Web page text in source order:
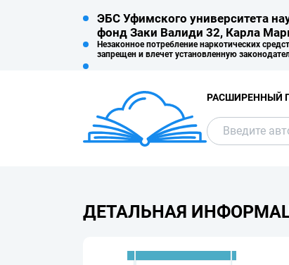
ЭБС Уфимского университета
фонд Заки Валиди 32, Карла
Незаконное потребление наркотических
запрещен и влечет установленную
РАСШИРЕННЫЙ
ДЕТАЛЬНАЯ